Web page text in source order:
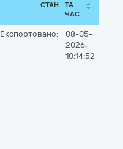
СТАН
ТА
ЧАС
Експортовано:
08-05-
2026,
10:14:52